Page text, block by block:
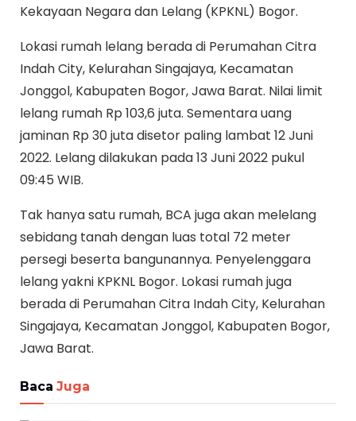
Kekayaan Negara dan Lelang (KPKNL) Bogor.
Lokasi rumah lelang berada di Perumahan Citra
Indah City, Kelurahan Singajaya, Kecamatan
Jonggol, Kabupaten Bogor, Jawa Barat. Nilai limit
lelang rumah Rp 103,6 juta. Sementara uang
jaminan Rp 30 juta disetor paling lambat 12 Juni
2022. Lelang dilakukan pada 13 Juni 2022 pukul
09:45 WIB.
Tak hanya satu rumah, BCA juga akan melelang
sebidang tanah dengan luas total 72 meter
persegi beserta bangunannya. Penyelenggara
lelang yakni KPKNL Bogor. Lokasi rumah juga
berada di Perumahan Citra Indah City, Kelurahan
Singajaya, Kecamatan Jonggol, Kabupaten Bogor,
Jawa Barat.
Baca Juga